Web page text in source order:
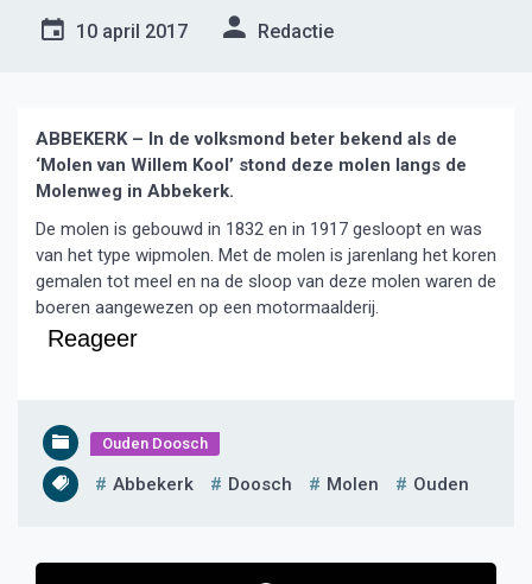
10 april 2017 Redactie
ABBEKERK – In de volksmond beter bekend als de
‘Molen van Willem Kool’ stond deze molen langs de
Molenweg in Abbekerk.
De molen is gebouwd in 1832 en in 1917 gesloopt en was
van het type wipmolen. Met de molen is jarenlang het koren
gemalen tot meel en na de sloop van deze molen waren de
boeren aangewezen op een motormaalderij.
Reageer
Ouden Doosch
Abbekerk Doosch Molen Ouden
Bericht